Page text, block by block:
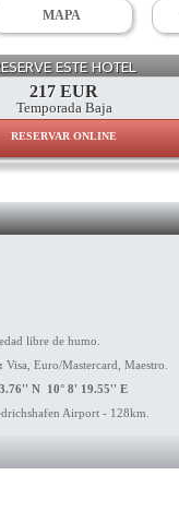
MAPA
ESTE HOTEL
217 EUR
Temporada Baja
RESERVAR ONLINE
libre de humo.
Visa, Euro/Mastercard, Maestro.
N 10° 8' 19.55'' E
Airport - 128km.